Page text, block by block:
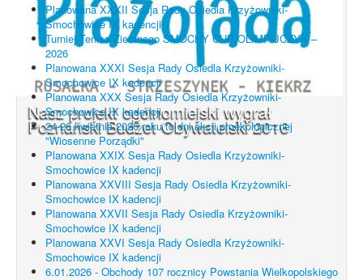
Nasz projekt ogólnomiejski wygrał
Poznański Budżet Obywatelski 2016
Planowana XXXII Sesja Rady Osiedla Krzyżowniki-
Smochowice IX kadencji
Turniej Tenisa Ziemnego SMOCHY CUP OLIMPIJCZYK –
2026
Planowana XXXI Sesja Rady Osiedla Krzyżowniki-
Smochowice IX kadencji
Planowana XXX Sesja Rady Osiedla Krzyżowniki-
Smochowice IX kadencji
24-26 kwietnia 2026 roku to dni akcji proekologicznej
"Wiosenne Porządki"
Planowana XXIX Sesja Rady Osiedla Krzyżowniki-
Smochowice IX kadencji
Planowana XXVIII Sesja Rady Osiedla Krzyżowniki-
Smochowice IX kadencji
Planowana XXVII Sesja Rady Osiedla Krzyżowniki-
Smochowice IX kadencji
Planowana XXVI Sesja Rady Osiedla Krzyżowniki-
Smochowice IX kadencji
6.01.2026 - Obchody 107 rocznicy Powstania Wielkopolskiego